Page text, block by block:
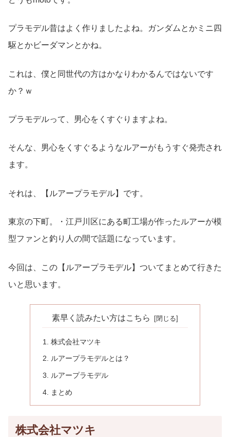
プラモデル昔はよく作りましたよね。ガンダムとかミニ四
駆とかビーダマンとかね。
これは、僕と同世代の方はかなりわかるんではないです
か？ｗ
プラモデルって、男心をくすぐりますよね。
そんな、男心をくすぐるようなルアーがもうすぐ発売され
ます。
それは、【ルアープラモデル】です。
東京の下町。・江戸川区にある町工場が作ったルアーが模
型ファンと釣り人の間で話題になっています。
今回は、この【ルアープラモデル】ついてまとめて行きた
いと思います。
素早く読みたい方はこちら
株式会社マツキ
ルアープラモデルとは？
ルアープラモデル
まとめ
株式会社マツキ